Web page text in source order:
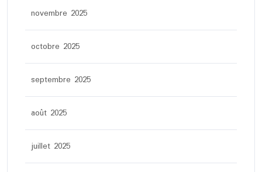
novembre 2025
octobre 2025
septembre 2025
août 2025
juillet 2025